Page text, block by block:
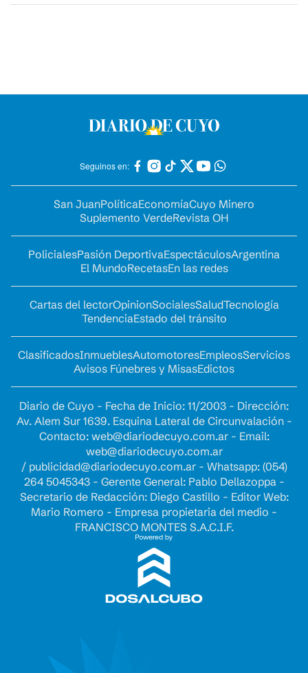
Seguinos en:
San JuanPolíticaEconomíaCuyo Minero
Suplemento VerdeRevista OH
PolicialesPasión DeportivaEspectáculosArgentina
El MundoRecetasEn las redes
Cartas del lectorOpinionSocialesSaludTecnología
TendenciaEstado del tránsito
ClasificadosInmueblesAutomotoresEmpleosServicios
Avisos Fúnebres y MisasEdictos
Diario de Cuyo - Fecha de Inicio: 11/2003 - Dirección:
Av. Alem Sur 1639. Esquina Lateral de Circunvalación -
Contacto: web@diariodecuyo.com.ar- Email:
web@diariodecuyo.com.ar
/ publicidad@diariodecuyo.com.ar- Whatsapp: (054)
264 5045343 - Gerente General: Pablo Dellazoppa -
Secretario de Redacción: Diego Castillo - Editor Web:
Mario Romero - Empresa propietaria del medio -
FRANCISCO MONTES S.A.C.I.F.